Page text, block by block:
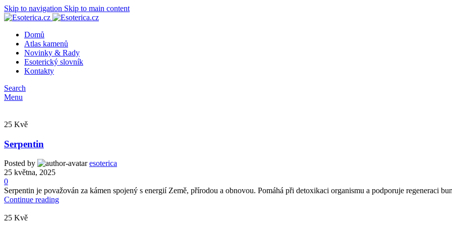
Skip to navigation Skip to main content
Domů
Atlas kamenů
Novinky & Rady
Esoterický slovník
Kontakty
Search
Menu
25 Kvě
Serpentin
Posted by
esoterica
25 května, 2025
0
Serpentin je považován za kámen spojený s energií Země, přírodou a obnovou. Pomáhá při detoxikaci organismu a podporuje regeneraci
Continue reading
25 Kvě